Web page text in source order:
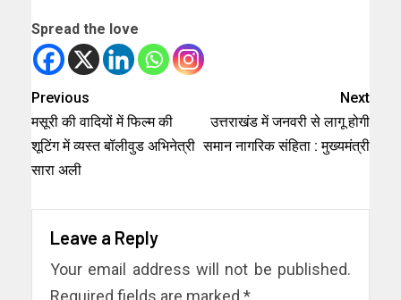
Spread the love
Previous
मसूरी की वादियों में फिल्म की
शूटिंग में व्यस्त बॉलीवुड अभिनेत्री
सारा अली
Next
उत्तराखंड में जनवरी से लागू होगी
समान नागरिक संहिता : मुख्यमंत्री
Leave a Reply
Your email address will not be published.
Required fields are marked *